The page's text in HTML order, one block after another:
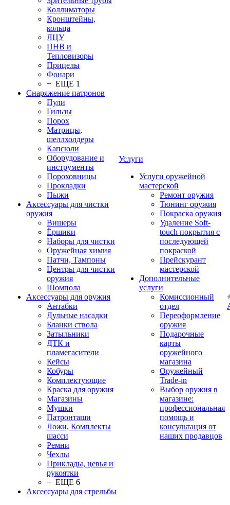
Коллиматоры
Кронштейны,
кольца
ЛЦУ
ПНВ и
Тепловизоры
Прицелы
Фонари
+ ЕЩЕ 1
Снаряжение патронов
Пули
Гильзы
Порох
Матрицы,
шеллхолдеры
Капсюли
Оборудование и
инструменты
Пороховницы
Прокладки
Пыжи
Аксессуары для чистки
оружия
Вишеры
Ёршики
Наборы для чистки
Оружейная химия
Патчи, Тампоны
Центры для чистки
оружия
Шомпола
Аксессуары для оружия
Антабки
Дульные насадки
Бланки ствола
Затыльники
ДТК и
пламегасители
Кейсы
Кобуры
Комплектующие
Краска для оружия
Магазины
Мушки
Патронташи
Ложи, Комплекты
шасси
Ремни
Чехлы
Приклады, цевья и
рукоятки
+ ЕЩЕ 6
Аксессуары для стрельбы
Услуги
Услуги оружейной
мастерской
Ремонт оружия
Тюнинг оружия
Покраска оружия
Удаление Soft-
touch покрытия с
последующей
покраской
Прейскурант
мастерской
Дополнительные
услуги
Комиссионный
отдел
Переоформление
оружия
Подарочные
карты
оружейного
магазина
Оружейный
Trade-in
Выбор оружия в
магазине:
профессиональная
помощь и
консультация от
наших продавцов